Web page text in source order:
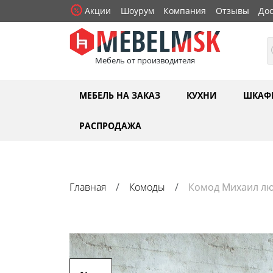
Акции Шоурум Компания Отзывы
Мебель от производителя
МЕБЕЛЬ НА ЗАКАЗ КУХНИ
РАСПРОДАЖА
Главная Комоды Комод Михаил